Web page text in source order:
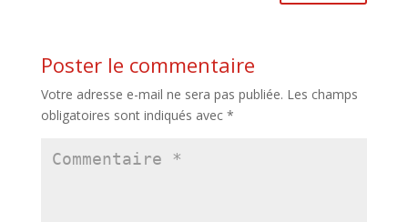
Poster le commentaire
Votre adresse e-mail ne sera pas publiée. Les champs
obligatoires sont indiqués avec *